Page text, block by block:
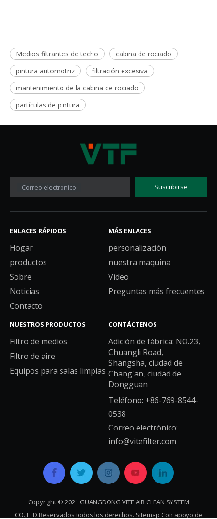
Medios filtrantes de techo
cabina de rociado
pintura automotriz
filtración excesiva
mantenimiento de la cabina de rociado
partículas de pintura
Correo electrónico Suscribirse
ENLACES RÁPIDOS
Hogar
productos
Sobre
Noticias
Contacto
MÁS ENLACES
personalización
nuestra maquina
Video
Preguntas más frecuentes
NUESTROS PRODUCTOS
Filtro de medios
Filtro de aire
Equipos para salas limpias
CONTÁCTENOS
Adición de fábrica: NO.23,
Chuangli Road,
Shangsha, ciudad de
Chang'an, ciudad de
Dongguan
Teléfono: +86-769-8544-
0538
Correo electrónico:
info@vitefilter.com
Copyright © 2021 GUANGDONG VITE AIR CLEAN SYSTEM
CO.,LTD.Reservados todos los derechos. Sitemap Con apoyo de